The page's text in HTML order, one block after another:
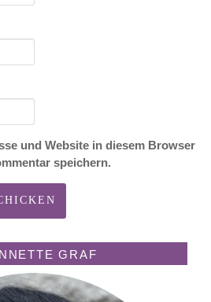
und Website in diesem Browser
speichern.
GRAF